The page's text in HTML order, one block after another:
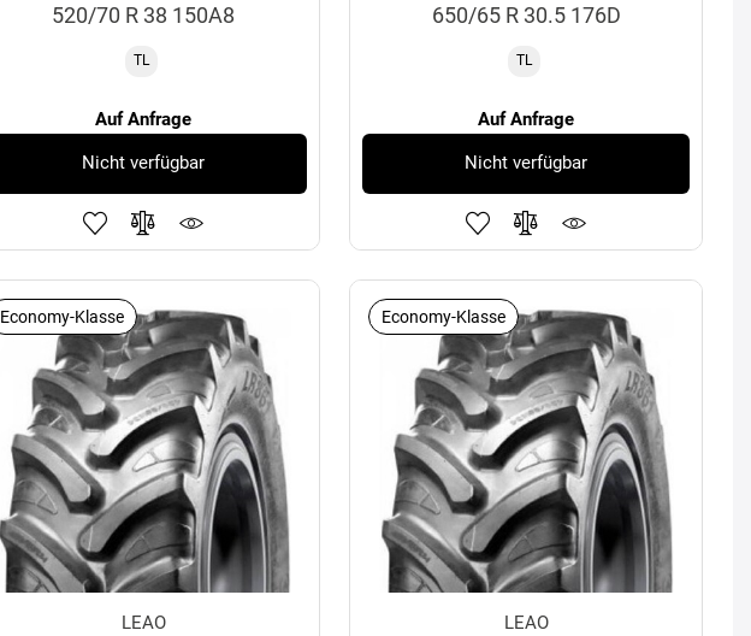
520/70 R 38 150A8
TL
Auf Anfrage
Nicht verfügbar
650/65 R 30.5 176D
TL
Auf Anfrage
Nicht verfügbar
Economy-Klasse
LEAO
Economy-Klasse
LEAO